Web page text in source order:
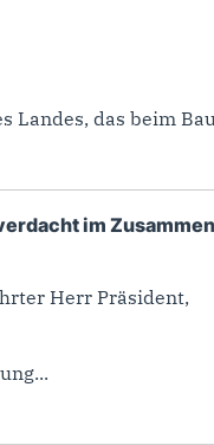
Landes, das beim
im
Herr Präsident,